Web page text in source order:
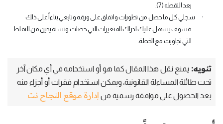
بعد النقطه (7).
·
سجلي كل ما حصل من تطورات واتفاق على ورقه وتابعي بناءاً على ذلك
فسوف يسهل عليك ادراك المتغيرات التي حصلت وتستفيدين من النقاط
التي تجاوبت مع الخطة.
تنويه: يمنع نقل هذا المقال كما هو أو استخدامه في أي مكان آخر
تحت طائلة المساءلة القانونية، ويمكن استخدام فقرات أو أجزاء منه
بعد الحصول على موافقة رسمية من إدارة موقع النجاح نت